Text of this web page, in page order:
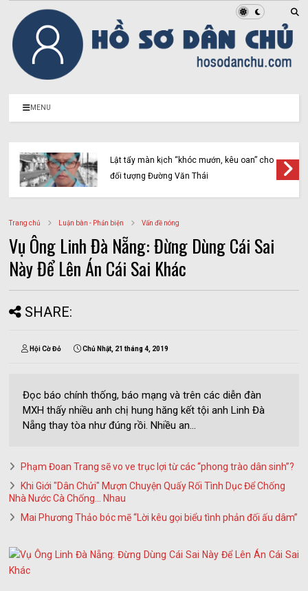
MENU
Lật tẩy màn kịch “khóc mướn, kêu oan” cho
đối tượng Đường Văn Thái
Trang chủ Luận bàn - Phản biện Vấn đề nóng
Vụ Ông Linh Đà Nẵng: Đừng Dùng Cái Sai
Này Để Lên Án Cái Sai Khác
SHARE:
Hội Cờ Đỏ Chủ Nhật, 21 tháng 4, 2019
Đọc báo chính thống, báo mạng và trên các diễn đàn
MXH thấy nhiều anh chị hung hăng kết tội anh Linh Đà
Nẵng thay tòa như đúng rồi. Nhiều an...
Phạm Đoan Trang sẽ vo ve trục lợi từ các “phong trào dân sinh”?
Khi Giới "Dân Chửi" Mượn Chuyện Quấy Rối Tình Dục Để Chống
Nhà Nước Cà Chống... Nhau
Mai Phương Thảo bóc mẽ “Lời kêu gọi biểu tình phản đối ấu dâm”